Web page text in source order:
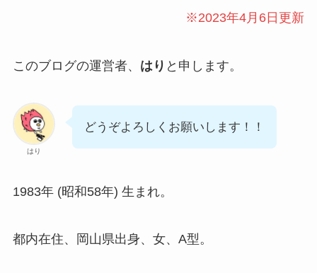
※2023年4月6日更新
このブログの運営者、 はり と申します。
はり
どうぞよろしくお願いします！！
1983年 (昭和58年) 生まれ。
都内在住、岡山県出身、女、A型。